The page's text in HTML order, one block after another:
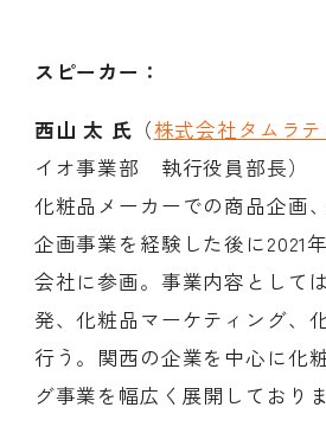
スピーカー：
西山 太 氏 （株式会社タムラテ
イオ事業部 執行役員部長）
化粧品メーカーでの商品企画
企画事業を経験した後に2021
会社に参画。事業内容として
発、化粧品マーケティング、
行う。関西の企業を中心に化
グ事業を幅広く展開しておりま